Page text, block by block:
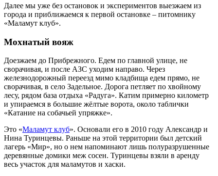
Далее мы уже без остановок и экспериментов выезжаем из
города и приближаемся к первой остановке – питомнику
«Маламут клуб».
Мохнатый вояж
Доезжаем до Прибрежного. Едем по главной улице, не
сворачивая, и после АЗС уходим направо. Через
железнодорожный переезд мимо кладбища едем прямо, не
сворачивая, в село Задельное. Дорога петляет по хвойному
лесу, рядом база отдыха «Радуга». Катим примерно километр
и упираемся в большие жёлтые ворота, около таблички
«Катание на собачьей упряжке».
Это «Маламут клуб». Основали его в 2010 году Александр и
Нина Туринцевы. Раньше на этой территории был детский
лагерь «Мир», но о нем напоминают лишь полуразрушенные
деревянные домики меж сосен. Туринцевы взяли в аренду
весь участок для маламутов и хаски.